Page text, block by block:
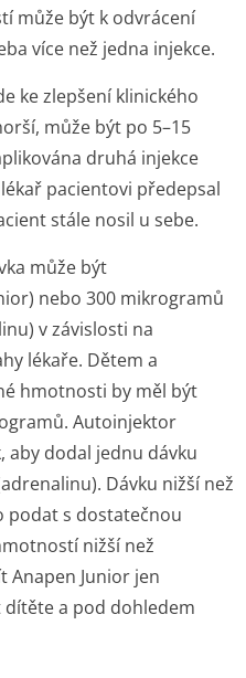
může být k odvrácení
více než jedna injekce.
ke zlepšení klinického
může být po 5–15
druhá injekce
pacientovi předepsal
stále nosil u sebe.
může být
nebo 300 mikrogramů
v závislosti na
lékaře. Dětem a
hmotnosti by měl být
Autoinjektor
aby dodal jednu dávku
Dávku nižší než
podat s dostatečnou
nižší než
Anapen Junior jen
a pod dohledem